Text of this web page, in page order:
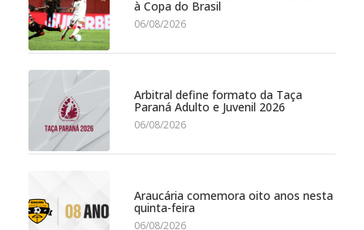
à Copa do Brasil
06/08/2026
Arbitral define formato da Taça
Paraná Adulto e Juvenil 2026
06/08/2026
Araucária comemora oito anos nesta
quinta-feira
06/08/2026